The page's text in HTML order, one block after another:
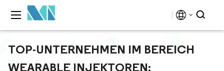
TOP-UNTERNEHMEN IM BEREICH
WEARABLE INJEKTOREN: